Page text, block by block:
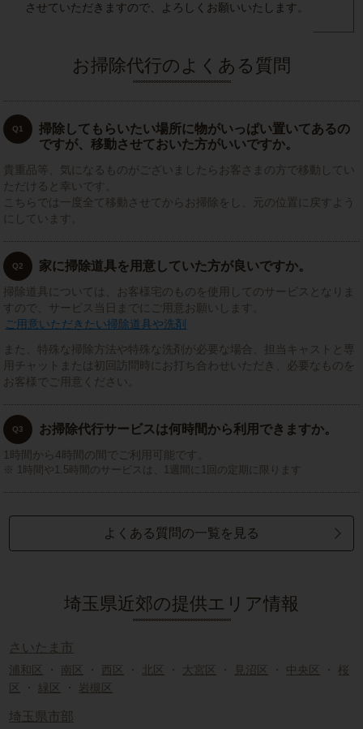
させていただきますので、よろしくお願いいたします。
お掃除代行のよくある質問
Q1
掃除してもらいたい場所に物がいっぱい置いてあるの
ですが、移動させておいた方がいいですか。
貴重品等、気になるものがございましたらお客さまの方で移動してい
ただけると幸いです。
こちらでは一度全て移動させてからお掃除をし、元の位置に戻すよう
にしています。
Q2 家に掃除道具を用意していた方が良いですか。
掃除道具については、お客様宅のものを使用してのサービスとなりま
すので、サービス当日までにご用意お願いします。
ご用意いただきたい掃除道具や洗剤
また、特殊な掃除方法や特殊な洗剤が必要な場合、担当キャストと専
用チャットまたは初回訪問時にお打ち合わせいただき、必要なものを
お客様でご用意ください。
Q3 お掃除代行サービスは何時間から利用できますか。
1時間から4時間の間でご利用可能です。
1時間や1.5時間のサービスは、1週間に1回の定期に限ります
よくある質問の一覧を見る
埼玉県近郊の提供エリア情報
さいたま市
浦和区 ・ 南区 ・ 西区 ・ 北区 ・ 大宮区 ・ 見沼区 ・ 中央区 ・ 桜
区
・ 緑区 ・ 岩槻区
埼玉県市部